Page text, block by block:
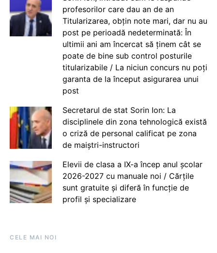
profesorilor care dau an de an
Titularizarea, obțin note mari, dar nu au
post pe perioadă nedeterminată: În
ultimii ani am încercat să ținem cât se
poate de bine sub control posturile
titularizabile / La niciun concurs nu poți
garanta de la început asigurarea unui
post
Secretarul de stat Sorin Ion: La
disciplinele din zona tehnologică există
o criză de personal calificat pe zona
de maiștri-instructori
Elevii de clasa a IX-a încep anul școlar
2026-2027 cu manuale noi / Cărțile
sunt gratuite și diferă în funcție de
profil și specializare
CELE MAI NOI